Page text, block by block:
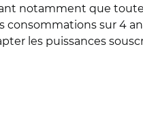
notamment que
sur 4
les puissances